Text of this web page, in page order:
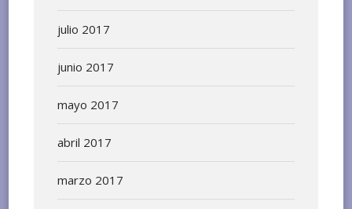
julio 2017
junio 2017
mayo 2017
abril 2017
marzo 2017